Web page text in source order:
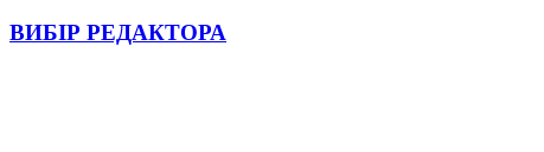
ВИБІР РЕДАКТОРА